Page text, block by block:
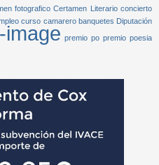
fotografico Certamen Literario concierto
curso camarero banquetes Diputación
image premio po premio poesia